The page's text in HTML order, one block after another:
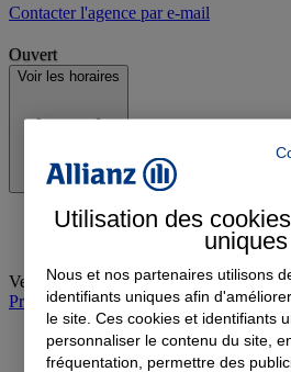
Contacter l'agence par e-mail
Ouvert
Voir les horaires
Vendredi: 09:00-12:00, 14:00-18:00
Prendre rendez-vous à l'agence
Utilisation des
uniques
Nous et nos partenaires utilisons
identifiants uniques afin
le site. Ces cookies et identifiants
personnaliser le contenu du site,
fréquentation, permettre des